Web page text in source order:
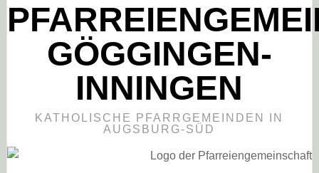
GÖGGINGEN-
INNINGEN
KATHOLISCHE PFARRGEMEINDEN IN
AUGSBURG-SÜD